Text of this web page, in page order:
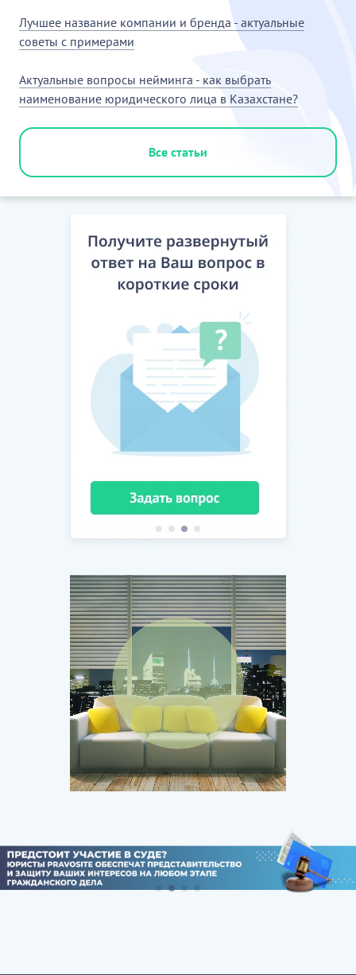
Лучшее название компании и бренда - актуальные
советы с примерами
Актуальные вопросы нейминга - как выбрать
наименование юридического лица в Казахстане?
Все статьи